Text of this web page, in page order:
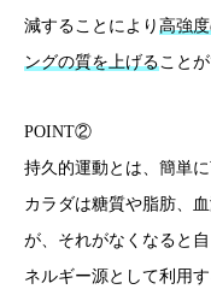
減することにより 高強
ングの質を上げる こと
POINT②
持久的運動とは、簡単
カラダは糖質や脂肪、
が、それがなくなると
ネルギー源として利用